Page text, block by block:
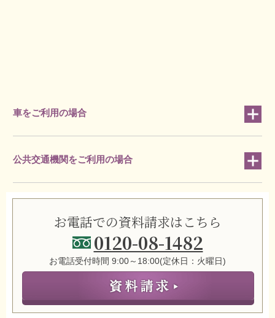
車をご利用の場合
公共交通機関をご利用の場合
お電話での資料請求はこちら
0120-08-1482
お電話受付時間 9:00～18:00(定休日：火曜日)